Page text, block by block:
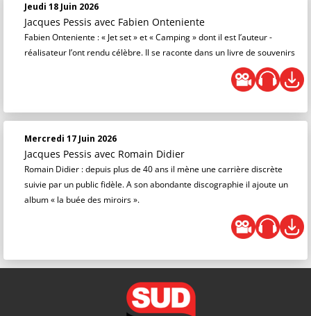
Jeudi 18 Juin 2026
Jacques Pessis avec Fabien Onteniente
Fabien Onteniente : « Jet set » et « Camping » dont il est l’auteur -
réalisateur l’ont rendu célèbre. Il se raconte dans un livre de souvenirs
Mercredi 17 Juin 2026
Jacques Pessis avec Romain Didier
Romain Didier : depuis plus de 40 ans il mène une carrière discrète
suivie par un public fidèle. A son abondante discographie il ajoute un
album « la buée des miroirs ».